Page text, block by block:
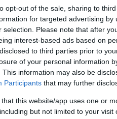
opt-out of the sale, sharing to
for targeted advertising
selection. Please note that after
interest-based ads based on
to third parties prior to
of your personal information
This information may also be
Participants that may further
that this website/app uses one or
but not limited to your
Beauty (@hotonbeauty)in data:
un problema, perché grazie
“
colori dell’arcobaleno;